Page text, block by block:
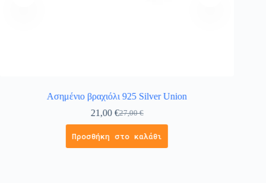
Ασημένιο βραχιόλι 925 Silver Union
27,00€
21,00 €
Προσθήκη στο καλάθι